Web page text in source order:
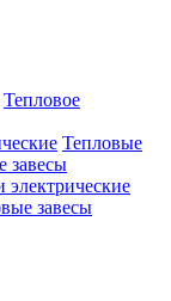
Тепловое
Тепловые
завесы
электрические
завесы